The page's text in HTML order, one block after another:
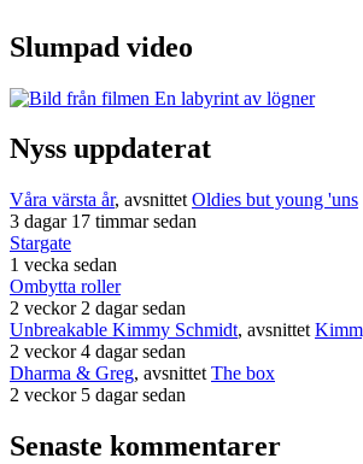
Slumpad video
Nyss uppdaterat
Våra värsta år, avsnittet Oldies but young 'uns
3 dagar 17 timmar sedan
Stargate
1 vecka sedan
Ombytta roller
2 veckor 2 dagar sedan
Unbreakable Kimmy Schmidt, avsnittet
2 veckor 4 dagar sedan
Dharma & Greg, avsnittet The box
2 veckor 5 dagar sedan
Senaste kommentarer